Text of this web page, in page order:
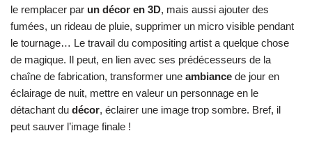
le remplacer par un décor en 3D, mais aussi ajouter des
fumées, un rideau de pluie, supprimer un micro visible pendant
le tournage… Le travail du compositing artist a quelque chose
de magique. Il peut, en lien avec ses prédécesseurs de la
chaîne de fabrication, transformer une ambiance de jour en
éclairage de nuit, mettre en valeur un personnage en le
détachant du décor, éclairer une image trop sombre. Bref, il
peut sauver l’image finale !